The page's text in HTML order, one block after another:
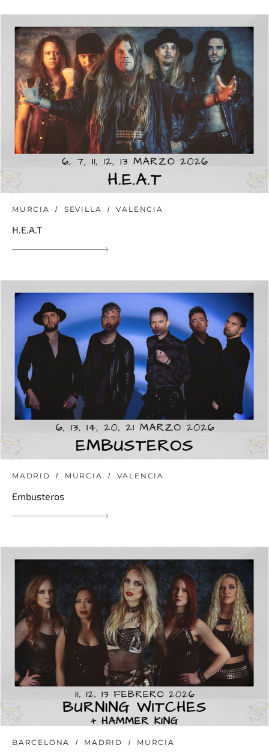
MURCIA SEVILLA VALENCIA
H.E.A.T
MADRID MURCIA VALENCIA
Embusteros
BARCELONA MADRID MURCIA